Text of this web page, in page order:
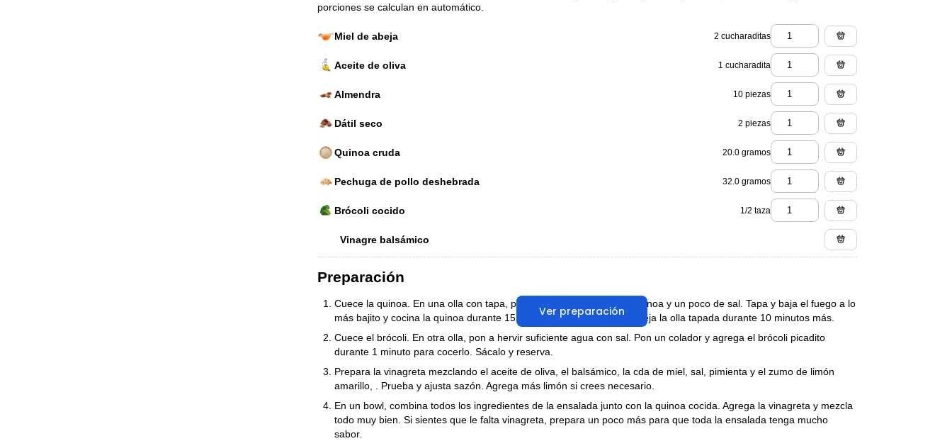
porciones se calculan en automático.
Miel de abeja 2 cucharaditas
Aceite de oliva 1 cucharadita
Almendra 10 piezas
Dátil seco 2 piezas
Quinoa cruda 20.0 gramos
Pechuga de pollo deshebrada 32.0 gramos
Brócoli cocido 1/2 taza
Vinagre balsámico
Ver preparación
Preparación
Cuece la quinoa. En una olla con tapa, pon a hervir el agua con la quinoa y un poco de sal. Tapa y baja el fuego a lo
más bajito y cocina la quinoa durante 15 minutos. Apaga el fuego y deja la olla tapada durante 10 minutos más.
Cuece el brócoli. En otra olla, pon a hervir suficiente agua con sal. Pon un colador y agrega el brócoli picadito
durante 1 minuto para cocerlo. Sácalo y reserva.
Prepara la vinagreta mezclando el aceite de oliva, el balsámico, la cda de miel, sal, pimienta y el zumo de limón
amarillo, . Prueba y ajusta sazón. Agrega más limón si crees necesario.
En un bowl, combina todos los ingredientes de la ensalada junto con la quinoa cocida. Agrega la vinagreta y mezcla
todo muy bien. Si sientes que le falta vinagreta, prepara un poco más para que toda la ensalada tenga mucho
sabor.